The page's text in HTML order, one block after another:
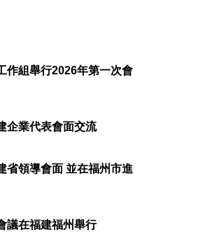
作組舉行2026年第一次會
企業代表會面交流
省領導會面 並在福州市進
議在福建福州舉行